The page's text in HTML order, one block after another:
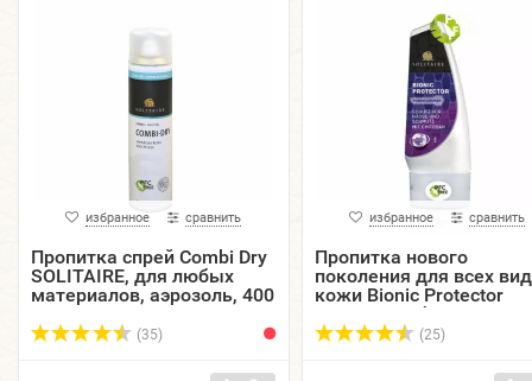
избранное сравнить
Пропитка спрей Combi Dry
SOLITAIRE, для любых
материалов, аэрозоль, 400
(35)
избранное сравнить
Пропитка нового
поколения для всех
кожи Bionic Protector
SOLITAIRE, флакон, 100
мл.
(25)